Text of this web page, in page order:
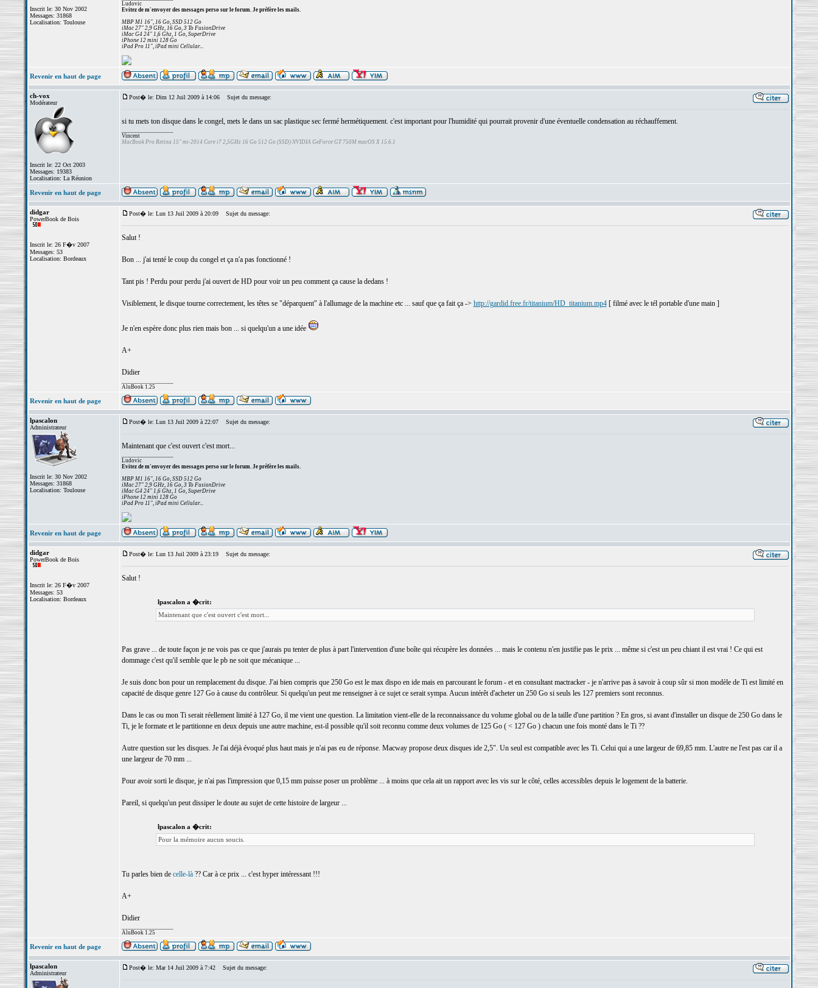
Inscrit le: 30 Nov 2002
Messages: 31868
Localisation: Toulouse
Ludovic
Evitez de m'envoyer des messages perso sur le forum. Je préfère les mails.
MBP M1 16", 16 Go, SSD 512 Go
iMac 27" 2,9 GHz, 16 Go, 3 To FusionDrive
iMac G4 24" 1,6 Ghz, 1 Go, SuperDrive
iPhone 12 mini 128 Go
iPad Pro 11", iPad mini Cellular...
Revenir en haut de page
ch-vox
Modérateur
Inscrit le: 22 Oct 2003
Messages: 19383
Localisation: La Réunion
Post� le: Dim 12 Juil 2009 à 14:06 Sujet du message:
si tu mets ton disque dans le congel, mets le dans un sac plastique sec fermé hermétiquement. c'est important pour l'humidité qui pourrait provenir d'une éventuelle condensation au réchauffement.
Vincent
MacBook Pro Retina 15" mi-2014 Core i7 2,5GHz 16 Go 512 Go (SSD) NVIDIA GeForce GT 750M macOS X 15.6.1
Revenir en haut de page
didgar
PowerBook de Bois
Inscrit le: 26 F�v 2007
Messages: 53
Localisation: Bordeaux
Post� le: Lun 13 Juil 2009 à 20:09 Sujet du message:
Salut !
Bon ... j'ai tenté le coup du congel et ça n'a pas fonctionné !
Tant pis ! Perdu pour perdu j'ai ouvert de HD pour voir un peu comment ça cause la dedans !
Visiblement, le disque tourne correctement, les têtes se "déparquent" à l'allumage de la machine etc ... sauf que ça fait ça -> http://gardid.free.fr/titanium/HD_titanium.mp4[ filmé avec le tél portable d'une main ]
Je n'en espère donc plus rien mais bon ... si quelqu'un a une idée
A+
Didier
AluBook 1.25
Revenir en haut de page
lpascalon
Administrateur
Inscrit le: 30 Nov 2002
Messages: 31868
Localisation: Toulouse
Post� le: Lun 13 Juil 2009 à 22:07 Sujet du message:
Maintenant que c'est ouvert c'est mort...
Ludovic
Evitez de m'envoyer des messages perso sur le forum. Je préfère les mails.
MBP M1 16", 16 Go, SSD 512 Go
iMac 27" 2,9 GHz, 16 Go, 3 To FusionDrive
iMac G4 24" 1,6 Ghz, 1 Go, SuperDrive
iPhone 12 mini 128 Go
iPad Pro 11", iPad mini Cellular...
Revenir en haut de page
didgar
PowerBook de Bois
Inscrit le: 26 F�v 2007
Messages: 53
Localisation: Bordeaux
Post� le: Lun 13 Juil 2009 à 23:19 Sujet du message:
Salut !
lpascalon a �crit:
Maintenant que c'est ouvert c'est mort...
Pas grave ... de toute façon je ne vois pas ce que j'aurais pu tenter de plus à part l'intervention d'une boîte qui récupère les données ... mais le contenu n'en justifie pas le prix ... même si c'est un peu chiant il est vrai ! Ce qui est
dommage c'est qu'il semble que le pb ne soit que mécanique ...
Je suis donc bon pour un remplacement du disque. J'ai bien compris que 250 Go est le max dispo en ide mais en parcourant le forum - et en consultant mactracker - je n'arrive pas à savoir à coup sûr si mon modèle de Ti est limité en
capacité de disque genre 127 Go à cause du contrôleur. Si quelqu'un peut me renseigner à ce sujet ce serait sympa. Aucun intérêt d'acheter un 250 Go si seuls les 127 premiers sont reconnus.
Dans le cas ou mon Ti serait réellement limité à 127 Go, il me vient une question. La limitation vient-elle de la reconnaissance du volume global ou de la taille d'une partition ? En gros, si avant d'installer un disque de 250 Go dans le
Ti, je le formate et le partitionne en deux depuis une autre machine, est-il possible qu'il soit reconnu comme deux volumes de 125 Go ( < 127 Go ) chacun une fois monté dans le Ti ??
Autre question sur les disques. Je l'ai déjà évoqué plus haut mais je n'ai pas eu de réponse. Macway propose deux disques ide 2,5". Un seul est compatible avec les Ti. Celui qui a une largeur de 69,85 mm. L'autre ne l'est pas car il a
une largeur de 70 mm ...
Pour avoir sorti le disque, je n'ai pas l'impression que 0,15 mm puisse poser un problème ... à moins que cela ait un rapport avec les vis sur le côté, celles accessibles depuis le logement de la batterie.
Pareil, si quelqu'un peut dissiper le doute au sujet de cette histoire de largeur ...
lpascalon a �crit:
Pour la mémoire aucun soucis.
Tu parles bien de celle-là?? Car à ce prix ... c'est hyper intéressant !!!
A+
Didier
AluBook 1.25
Revenir en haut de page
lpascalon
Administrateur
Post� le: Mar 14 Juil 2009 à 7:42 Sujet du message: